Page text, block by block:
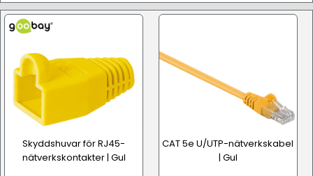
Skyddshuvar för RJ45-
nätverkskontakter | Gul
CAT 5e U/UTP-nätverkskabel
| Gul